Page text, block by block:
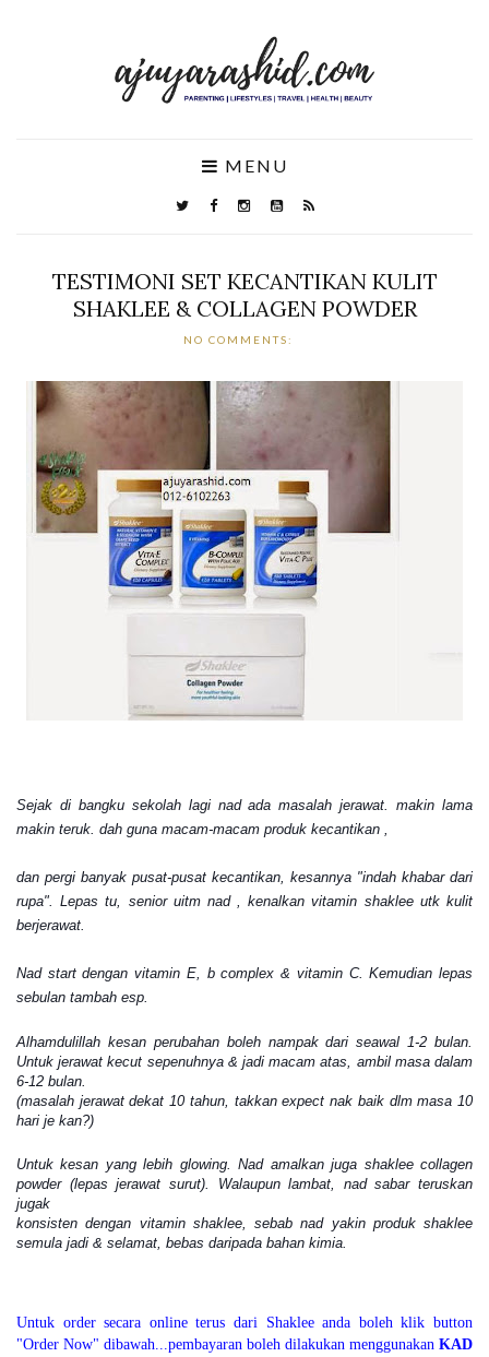
MENU
TESTIMONI SET KECANTIKAN KULIT
SHAKLEE & COLLAGEN POWDER
NO COMMENTS:
Sejak di bangku sekolah lagi nad ada masalah jerawat. makin lama
makin teruk. dah guna macam-macam produk kecantikan ,
dan pergi banyak pusat-pusat kecantikan, kesannya "indah khabar dari
rupa". Lepas tu, senior uitm nad , kenalkan vitamin shaklee utk kulit
berjerawat.
Nad start dengan vitamin E, b complex & vitamin C. Kemudian lepas
sebulan tambah esp.
Alhamdulillah kesan perubahan boleh nampak dari seawal 1-2 bulan.
Untuk jerawat kecut sepenuhnya & jadi macam atas, ambil masa dalam
6-12 bulan.
(masalah jerawat dekat 10 tahun, takkan expect nak baik dlm masa 10
hari je kan?)
Untuk kesan yang lebih glowing. Nad amalkan juga shaklee collagen
powder (lepas jerawat surut). Walaupun lambat, nad sabar teruskan
jugak
konsisten dengan vitamin shaklee, sebab nad yakin produk shaklee
semula jadi & selamat, bebas daripada bahan kimia.
Untuk order secara online terus dari Shaklee anda boleh klik button
"Order Now" dibawah...pembayaran boleh dilakukan menggunakan KAD